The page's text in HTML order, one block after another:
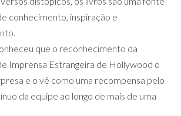
conhecimento, inspiração e
que o reconhecimento da
Imprensa Estrangeira de Hollywood o
e o vê como uma recompensa pelo
da equipe ao longo de mais de uma